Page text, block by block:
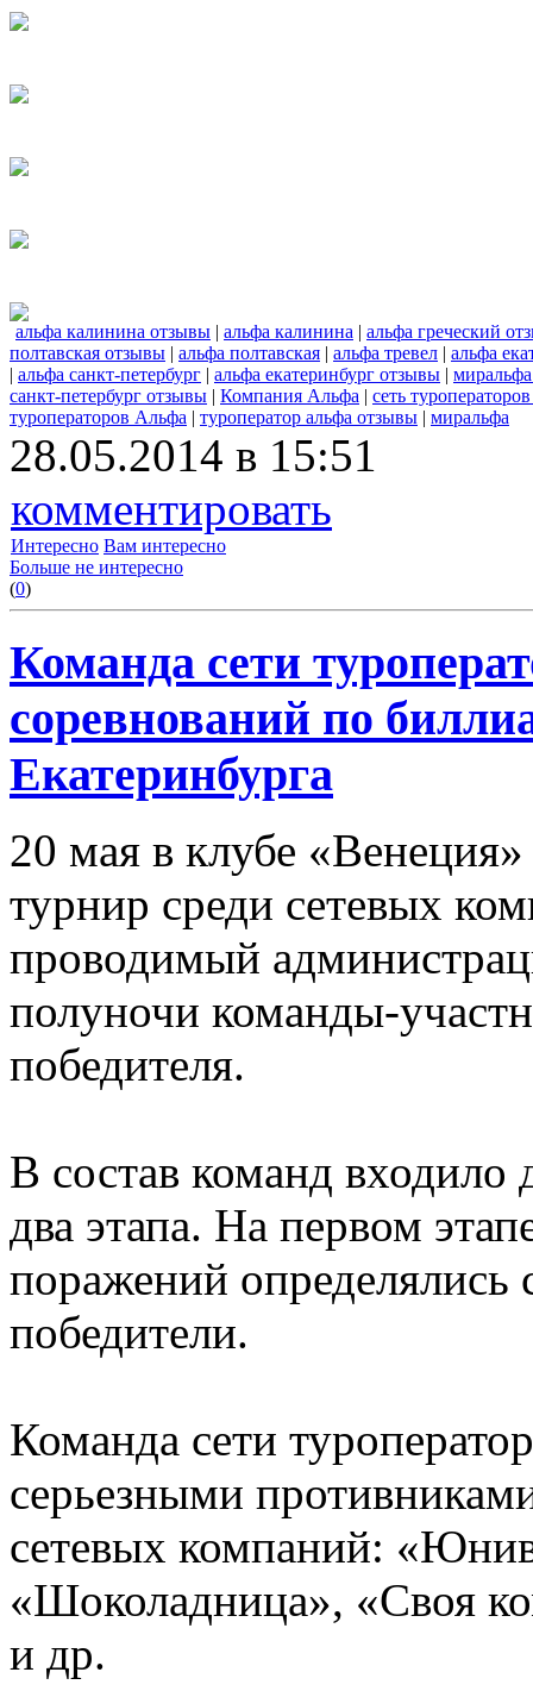
альфа калинина отзывы | альфа калинина | альфа греческий
полтавская отзывы | альфа полтавская | альфа тревел | альфа
| альфа санкт-петербург | альфа екатеринбург отзывы |
санкт-петербург отзывы | Компания Альфа | сеть
туроператоров Альфа | туроператор альфа отзывы | миральфа
28.05.2014 в 15:51
комментировать
Интересно Вам интересно
Больше не интересно
(0)
Команда сети
соревнований по
Екатеринбурга
20 мая в клубе
турнир среди сетевых
проводимый
полуночи команды-
победителя.
В состав команд входило
два этапа. На первом
поражений
победители.
Команда сети
серьезными
сетевых компаний:
«Шоколадница», «Своя
и др.